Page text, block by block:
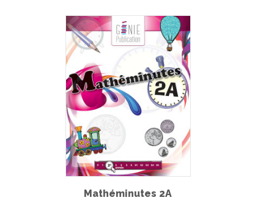
Qui est Simone Biles ?
Mathéminutes 2A